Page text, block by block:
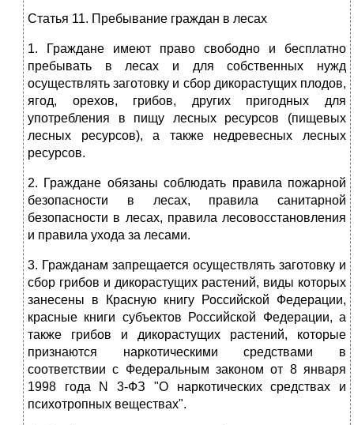
Статья 11. Пребывание граждан в лесах
1. Граждане имеют право свободно и бесплатно
пребывать в лесах и для собственных нужд
осуществлять заготовку и сбор дикорастущих плодов,
ягод, орехов, грибов, других пригодных для
употребления в пищу лесных ресурсов (пищевых
лесных ресурсов), а также недревесных лесных
ресурсов.
2. Граждане обязаны соблюдать правила пожарной
безопасности в лесах, правила санитарной
безопасности в лесах, правила лесовосстановления
и правила ухода за лесами.
3. Гражданам запрещается осуществлять заготовку и
сбор грибов и дикорастущих растений, виды которых
занесены в Красную книгу Российской Федерации,
красные книги субъектов Российской Федерации, а
также грибов и дикорастущих растений, которые
признаются наркотическими средствами в
соответствии с Федеральным законом от 8 января
1998 года N 3-ФЗ "О наркотических средствах и
психотропных веществах".